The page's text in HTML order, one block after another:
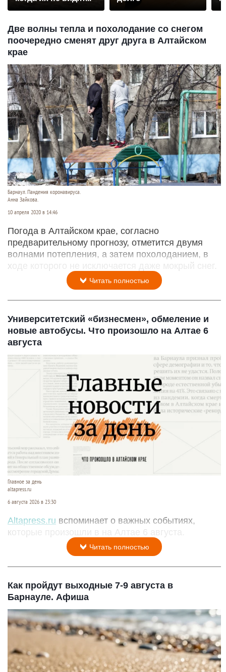
Две волны тепла и похолодание со снегом
поочередно сменят друг друга в Алтайском
крае
Барнаул. Пандемия коронавируса.
Анна Зайкова.
10 апреля 2020 в 14:46
Погода в Алтайском крае, согласно
предварительному прогнозу, отметится двумя
волнами потепления, а затем похолоданием, в
ходе которого не исключается даже мокрый снег.
Читать полностью
Университетский «бизнесмен», обмеление и
новые автобусы. Что произошло на Алтае 6
августа
Главное за день
altapress.ru
6 августа 2026 в 23:30
Altapress.ru вспоминает о важных событиях,
которые произошли в на Алтае 6 августа.
Читать полностью
Как пройдут выходные 7-9 августа в
Барнауле. Афиша